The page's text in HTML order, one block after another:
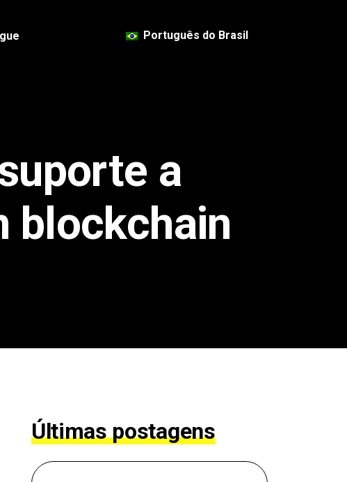
Português do Brasil
a
blockchain
Últimas postagens